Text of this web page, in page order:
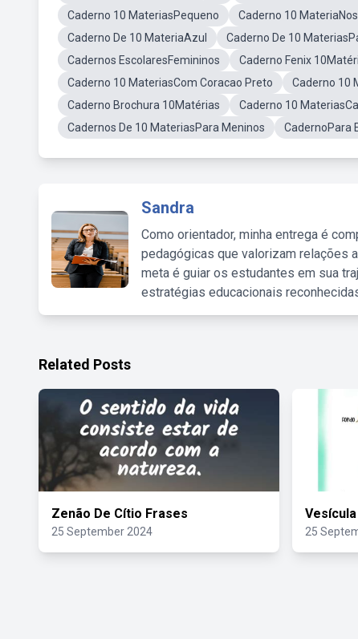
Caderno 10 MateriasPequeno
Caderno 10
Caderno De 10 MateriaAzul
Caderno De 10
Cadernos EscolaresFemininos
Caderno Fenix
Caderno 10 MateriasCom Coracao Preto
Caderno 10
Caderno Brochura 10Matérias
Caderno 10
Cadernos De 10 MateriasPara Meninos
CadernoPara
Sandra
Como orientador, minha entrega é
pedagógicas que valorizam relações
meta é guiar os estudantes em sua
estratégias educacionais
Related Posts
Zenão De Cítio Frases
25 September 2024
Vesícula
25